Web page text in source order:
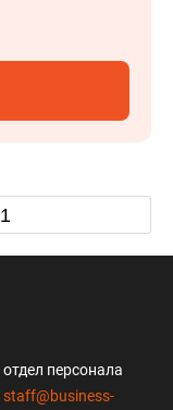
1
отдел персонала
staff@business-